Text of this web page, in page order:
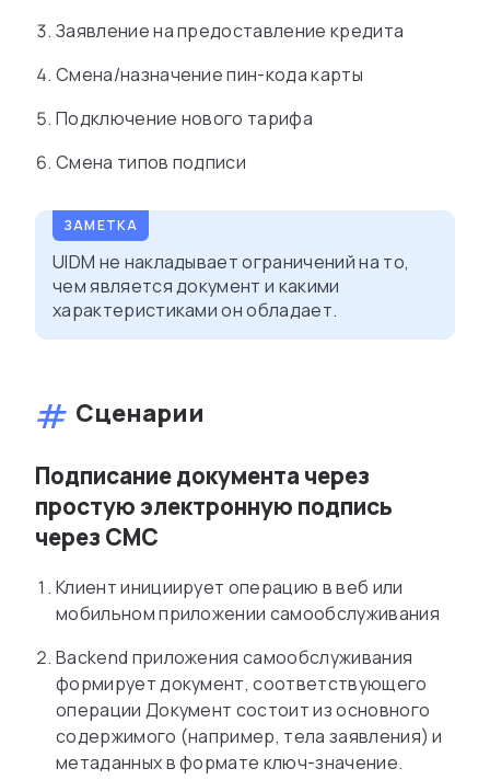
Заявление на предоставление кредита
Смена/назначение пин-кода карты
Подключение нового тарифа
Смена типов подписи
UIDM не накладывает ограничений на то,
чем является документ и какими
характеристиками он обладает.
Сценарии
Подписание документа через
простую электронную подпись
через СМС
Клиент инициирует операцию в веб или
мобильном приложении самообслуживания
Backend приложения самообслуживания
формирует документ, соответствующего
операции Документ состоит из основного
содержимого (например, тела заявления) и
метаданных в формате ключ-значение.